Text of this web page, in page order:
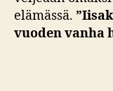
elämässä. ”
vuoden vanha